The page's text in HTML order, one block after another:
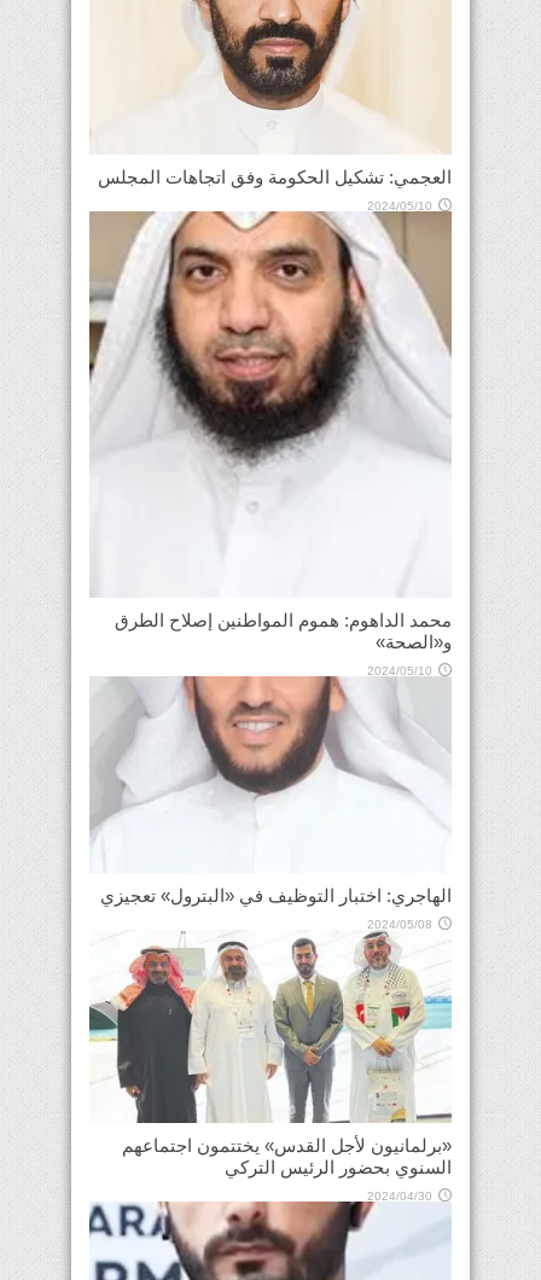
العجمي: تشكيل الحكومة وفق اتجاهات المجلس
2024/05/10
محمد الداهوم: هموم المواطنين إصلاح الطرق
و«الصحة»
2024/05/10
الهاجري: اختبار التوظيف في «البترول» تعجيزي
2024/05/08
«برلمانيون لأجل القدس» يختتمون اجتماعهم
السنوي بحضور الرئيس التركي
2024/04/30